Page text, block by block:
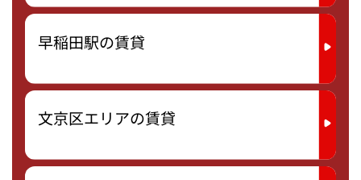
早稲田駅の賃貸
文京区エリアの賃貸